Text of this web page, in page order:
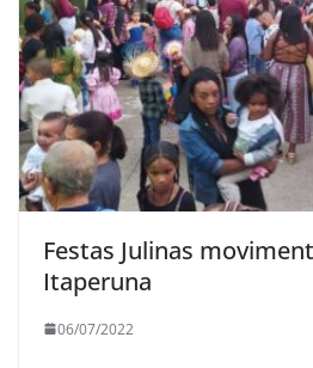
Festas Julinas
Itaperuna
06/07/2022